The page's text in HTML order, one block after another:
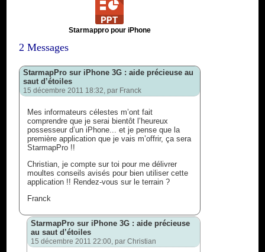
Starmappro pour iPhone
2 Messages
StarmapPro sur iPhone 3G : aide précieuse au
saut d’étoiles
15 décembre 2011 18:32, par Franck
Mes informateurs célestes m’ont fait
comprendre que je serai bientôt l’heureux
possesseur d’un iPhone... et je pense que la
première application que je vais m’offrir, ça sera
StarmapPro !!
Christian, je compte sur toi pour me délivrer
moultes conseils avisés pour bien utiliser cette
application !! Rendez-vous sur le terrain ?
Franck
StarmapPro sur iPhone 3G : aide précieuse
au saut d’étoiles
15 décembre 2011 22:00, par Christian